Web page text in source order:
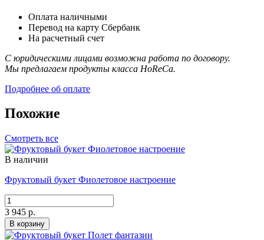
Оплата наличными
Перевод на карту Сбербанк
На расчетный счет
С юридическими лицами возможна работа по договору.
Мы предлагаем продукты класса HoReCa.
Подробнее об оплате
Похожие
Смотреть все
В наличии
Фруктовый букет Фиолетовое настроение
3 945 р.
В корзину